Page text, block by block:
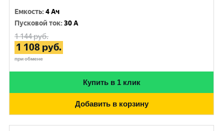
Емкость:4 Ач
Пусковой ток:30 A
1 144руб.
1 108 руб.
при обмене
Купить в 1 клик
Добавить в корзину